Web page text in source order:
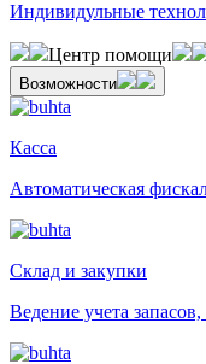
Индивидульные
Центр помощи
Возможности
Касса
Автоматическая
Склад и закупки
Ведение учета